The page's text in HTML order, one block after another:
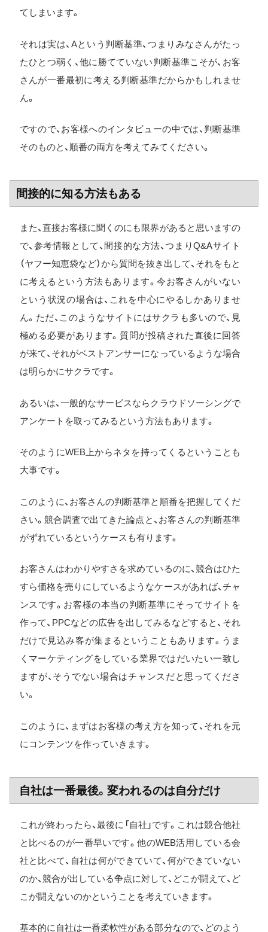
てしまいます。
それは実は、Aという判断基準、つまりみなさんがたっ
たひとつ弱く、他に勝てていない判断基準こそが、お客
さんが一番最初に考える判断基準だからかもしれませ
ん。
ですので、お客様へのインタビューの中では、判断基準
そのものと、順番の両方を考えてみてください。
間接的に知る方法もある
また、直接お客様に聞くのにも限界があると思いますの
で、参考情報として、間接的な方法、つまりQ&Aサイト
（ヤフー知恵袋など）から質問を抜き出して、それをもと
に考えるという方法もあります。今お客さんがいない
という状況の場合は、これを中心にやるしかありませ
ん。ただ、このようなサイトにはサクラも多いので、見
極める必要があります。質問が投稿された直後に回答
が来て、それがベストアンサーになっているような場合
は明らかにサクラです。
あるいは、一般的なサービスならクラウドソーシングで
アンケートを取ってみるという方法もあります。
そのようにWEB上からネタを持ってくるということも
大事です。
このように、お客さんの判断基準と順番を把握してくだ
さい。競合調査で出てきた論点と、お客さんの判断基準
がずれているというケースも有ります。
お客さんはわかりやすさを求めているのに、競合はひた
すら価格を売りにしているようなケースがあれば、チャ
ンスです。お客様の本当の判断基準にそってサイトを
作って、PPCなどの広告を出してみるなどすると、それ
だけで見込み客が集まるということもあります。うま
くマーケティングをしている業界ではだいたい一致し
ますが、そうでない場合はチャンスだと思ってくださ
い。
このように、まずはお客様の考え方を知って、それを元
にコンテンツを作っていきます。
自社は一番最後。変われるのは自分だけ
これが終わったら、最後に「自社」です。これは競合他社
と比べるのが一番早いです。他のWEB活用している会
社と比べて、自社は何ができていて、何ができていない
のか、競合が出している争点に対して、どこが闘えて、ど
こが闘えないのかということを考えていきます。
基本的に自社は一番柔軟性がある部分なので、どのよう